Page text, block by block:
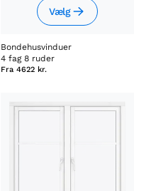
Vælg
Bondehusvinduer
4 fag 8 ruder
Fra 4622 kr.